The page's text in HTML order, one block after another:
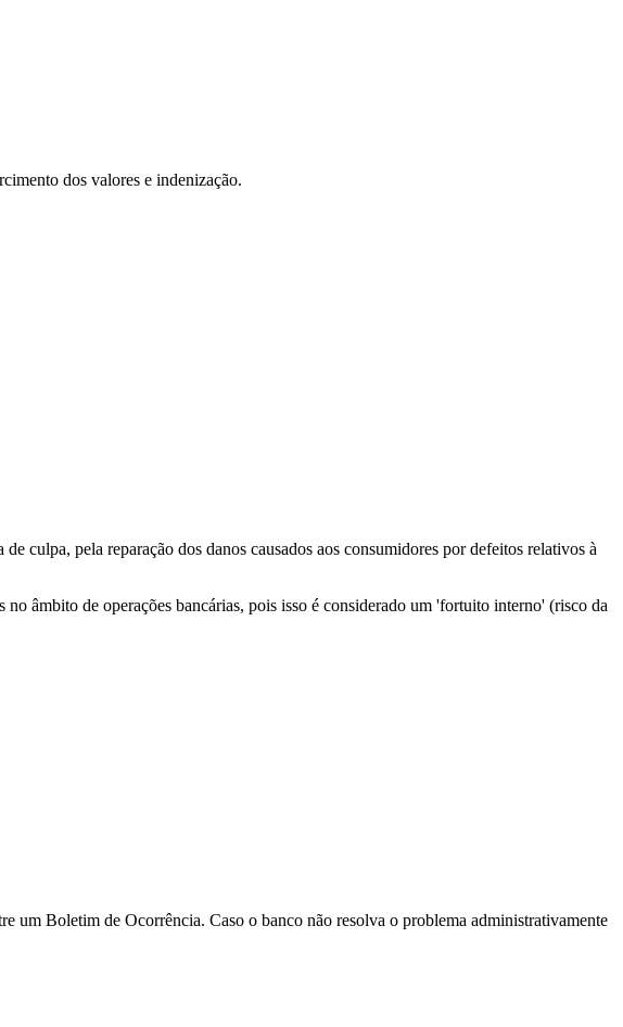
dos valores e indenização.
culpa, pela reparação dos danos causados aos consumidores por defeitos relativos à
âmbito de operações bancárias, pois isso é considerado um 'fortuito interno' (risco da
um Boletim de Ocorrência. Caso o banco não resolva o problema administrativamente